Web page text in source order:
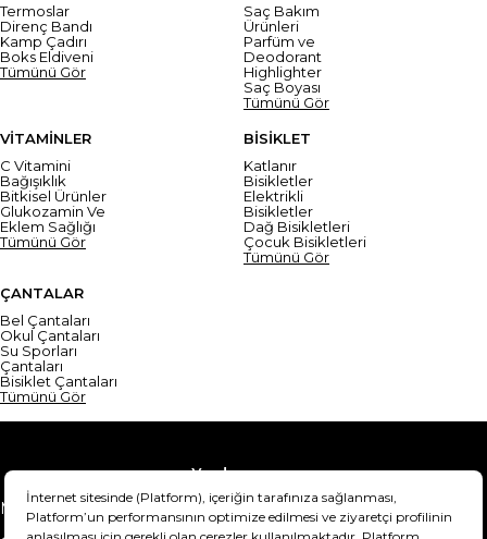
Termoslar
Direnç Bandı
Kamp Çadırı
Boks Eldiveni
Tümünü Gör
Saç Bakım
Ürünleri
Parfüm ve
Deodorant
Highlighter
Saç Boyası
Tümünü Gör
VİTAMİNLER
C Vitamini
Bağışıklık
Bitkisel Ürünler
Glukozamin Ve
Eklem Sağlığı
Tümünü Gör
BİSİKLET
Katlanır
Bisikletler
Elektrikli
Bisikletler
Dağ Bisikletleri
Çocuk Bisikletleri
Tümünü Gör
ÇANTALAR
Bel Çantaları
Okul Çantaları
Su Sporları
Çantaları
Bisiklet Çantaları
Tümünü Gör
Yardım
Mesafeli Satış Sözleşmesi
Teslimat Bilgisi